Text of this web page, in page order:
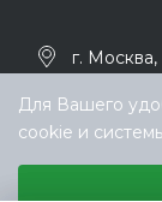
г.
Для Вашего
cookie и